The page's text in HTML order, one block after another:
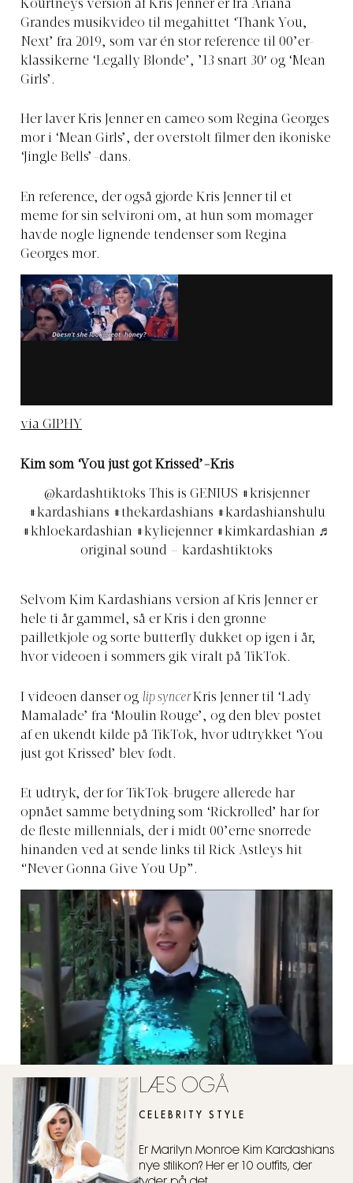
Kourtneys version af Kris Jenner er fra Ariana
Grandes musikvideo til megahittet ‘Thank You,
Next’ fra 2019, som var én stor reference til 00’er-
klassikerne ‘Legally Blonde’, ’13 snart 30′ og ‘Mean
Girls’.
Her laver Kris Jenner en cameo som Regina Georges
mor i ‘Mean Girls’, der overstolt filmer den ikoniske
‘Jingle Bells’-dans.
En reference, der også gjorde Kris Jenner til et
meme for sin selvironi om, at hun som momager
havde nogle lignende tendenser som Regina
Georges mor.
via GIPHY
Kim som ‘You just got Krissed’-Kris
@kardashtiktoks This is GENIUS #krisjenner
#kardashians #thekardashians #kardashianshulu
#khloekardashian #kyliejenner #kimkardashian ♬
original sound – kardashtiktoks
Selvom Kim Kardashians version af Kris Jenner er
hele ti år gammel, så er Kris i den grønne
pailletkjole og sorte butterfly dukket op igen i år,
hvor videoen i sommers gik viralt på TikTok.
I videoen danser og lip syncerKris Jenner til ‘Lady
Mamalade’ fra ‘Moulin Rouge’, og den blev postet
af en ukendt kilde på TikTok, hvor udtrykket ‘You
just got Krissed’ blev født.
Et udtryk, der for TikTok-brugere allerede har
opnået samme betydning som ‘Rickrolled’ har for
de fleste millennials, der i midt 00’erne snørrede
hinanden ved at sende links til Rick Astleys hit
“Never Gonna Give You Up”.
LÆS OGÅ
CELEBRITY STYLE
Er Marilyn Monroe Kim Kardashians
nye stilikon? Her er 10 outfits, der